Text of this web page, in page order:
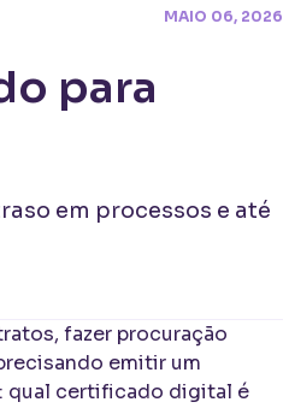
MAIO 06, 2026
para
em processos e até
fazer procuração
emitir um
qual certificado digital é